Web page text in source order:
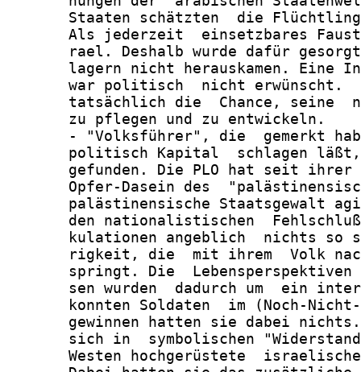
Staaten schätzten  die
Als jederzeit  einsetzbares
rael. Deshalb wurde dafür
lagern nicht herauskamen. Eine
war politisch  nicht erwünscht.
tatsächlich die  Chance, seine
       zu pflegen und zu entwickeln.
- "Volksführer", die  gemerkt
politisch Kapital  schlagen
gefunden. Die PLO hat seit
Opfer-Dasein des
palästinensische Staatsgewalt
den nationalistischen
kulationen angeblich  nichts so
rigkeit, die  mit ihrem  Volk
springt. Die
sen wurden  dadurch um  ein
konnten Soldaten  im (Noch-
gewinnen hatten sie dabei
sich in  symbolischen
Westen hochgerüstete